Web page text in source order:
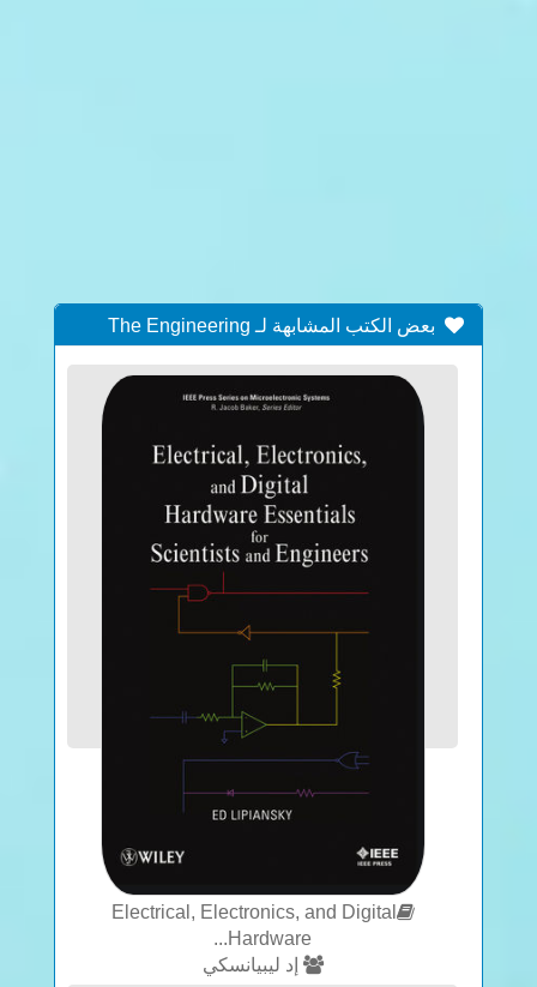
بعض الكتب المشابهة لـ The Engineering
Design of Systems Models and Methods :
Chapter 4
Electrical, Electronics, and Digital
Hardware...
إد ليبيانسكي